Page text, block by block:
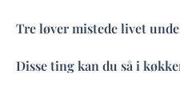
Tre løver mistede livet
Disse ting kan du så i